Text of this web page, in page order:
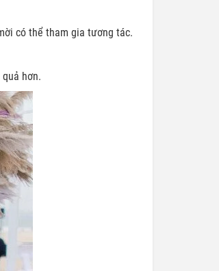
có thể tham gia tương tác.
hơn.